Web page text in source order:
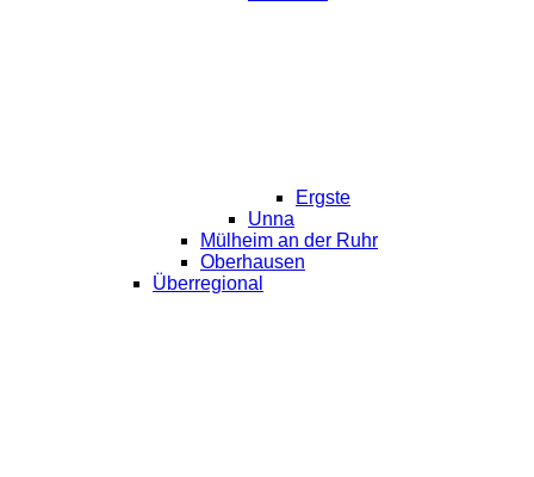
Ergste
Unna
Mülheim an der Ruhr
Oberhausen
Überregional